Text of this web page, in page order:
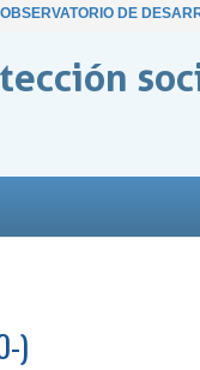
OBSERVATORIO DE
)